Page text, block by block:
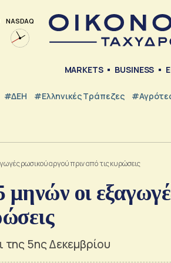
NASDAQ
MARKETS BUSINESS
#ΔΕΗ #ελληνικές Τράπεζες
ρωσικού αργού πριν από τις κυρώσεις
οι
5ης Δεκεμβρίου